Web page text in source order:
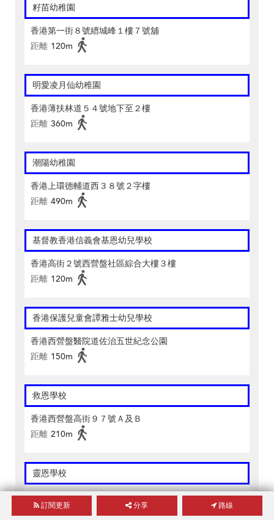
籽苗幼稚園
香港第一街８號縉城峰１樓７號舖
距離 120m
明愛凌月仙幼稚園
香港薄扶林道５４號地下至２樓
距離 360m
潮陽幼稚園
香港上環德輔道西３８號２字樓
距離 490m
基督教香港信義會基恩幼兒學校
香港高街２號西營盤社區綜合大樓３樓
距離 120m
香港保護兒童會譚雅士幼兒學校
香港西營盤醫院道佐治五世紀念公園
距離 150m
救恩學校
香港西營盤高街９７號Ａ及Ｂ
距離 210m
靈恩學校
香港皇后大道西３２３號安達中心１樓
距離
240m
訂閱更新 分享 路線